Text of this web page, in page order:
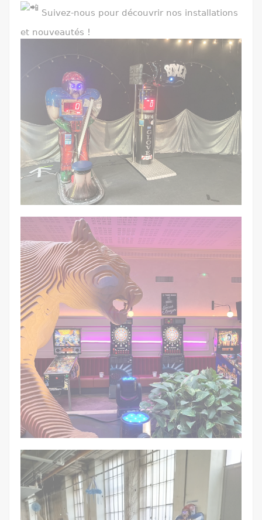
Suivez-nous pour découvrir nos installations
et nouveautés !